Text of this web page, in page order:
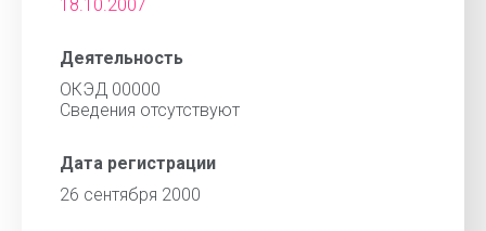
18.10.2007
Деятельность
ОКЭД 00000
Cведения отсутствуют
Дата регистрации
26 сентября 2000